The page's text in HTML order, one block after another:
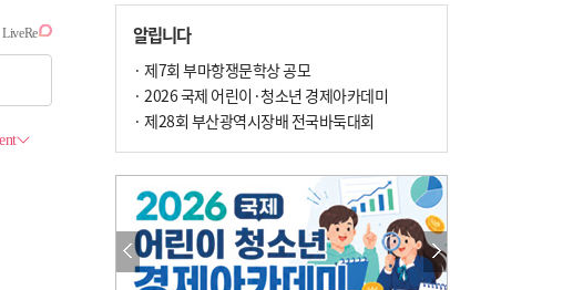
달구비·여우비…다양한 비 이름 外
6·25 세계에 알린 女 종군기자 外
박현주의 책 이야기[전체보기]
차세대 축구황제는? 월드컵 아는만큼 보여요
문재필-여름_저녁무렵의호수
이 한편의 시조[전체보기]
참선 /오기환
고향 /김진규
알립니다
· 제7회 부마항쟁문학상 공모
· 2026 국제 어린이·청소년 경제아카데미
· 제28회 부산광역시장배 전국바둑대회